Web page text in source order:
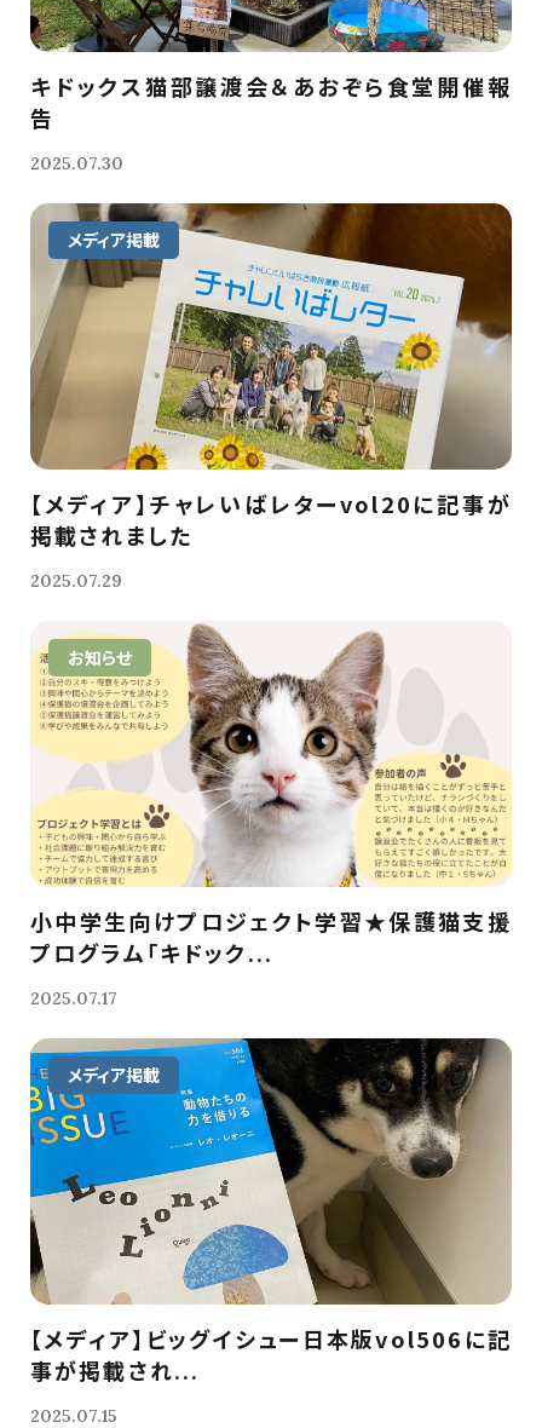
キドックス猫部譲渡会＆あおぞら食堂開催報
告
2025.07.30
メディア掲載
【メディア】チャレいばレターvol20に記事が
掲載されました
2025.07.29
お知らせ
小中学生向けプロジェクト学習★保護猫支援
プログラム「キドック...
2025.07.17
メディア掲載
【メディア】ビッグイシュー日本版vol506に記
事が掲載され...
2025.07.15